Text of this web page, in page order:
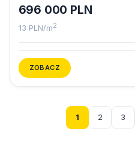
696 000 PLN
13 PLN/m2
ZOBACZ
1 2 3